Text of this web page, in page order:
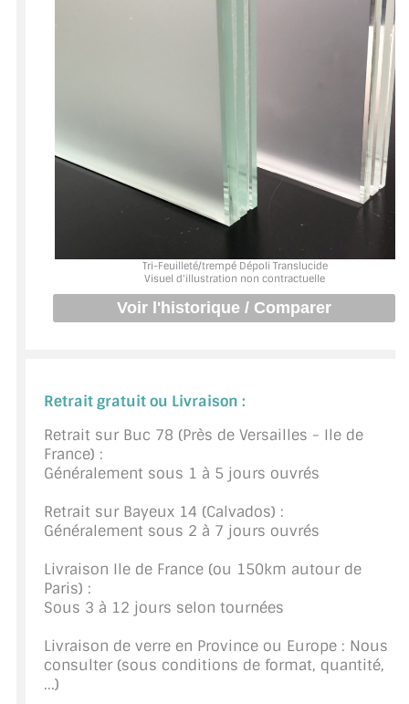
SYSTÈMES COULISSANTS
LE CATALOGUE ACCESSOIRES
ACCESSOIRES EN PROMOTIONS
EXEMPLES, RÉALISATIONS, INSPIRATIONS
COMMENT COUPER DU VERRE ?
CONSEILS / AIDE
A PROPOS DE LA LIVRAISON
COMPTE PRO
PLAN DU SITE
NOUS TROUVER - BUC 78
Tri-Feuilleté/trempé Dépoli Translucide
Visuel d'illustration non contractuelle
Retrait gratuit ou Livraison :
Retrait sur Buc 78 (Près de Versailles - Ile de
France) :
Généralement sous 1 à 5 jours ouvrés
Retrait sur Bayeux 14 (Calvados) :
Généralement sous 2 à 7 jours ouvrés
Livraison Ile de France (ou 150km autour de
Paris) :
Sous 3 à 12 jours selon tournées
Livraison de verre en Province ou Europe : Nous
consulter (sous conditions de format, quantité,
...)